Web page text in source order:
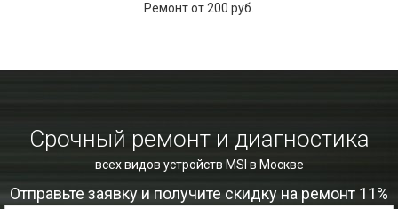
Ремонт от 200 руб.
Срочный ремонт и диагностика
всех видов устройств MSI в Москве
Отправьте заявку и получите скидку на ремонт 11%